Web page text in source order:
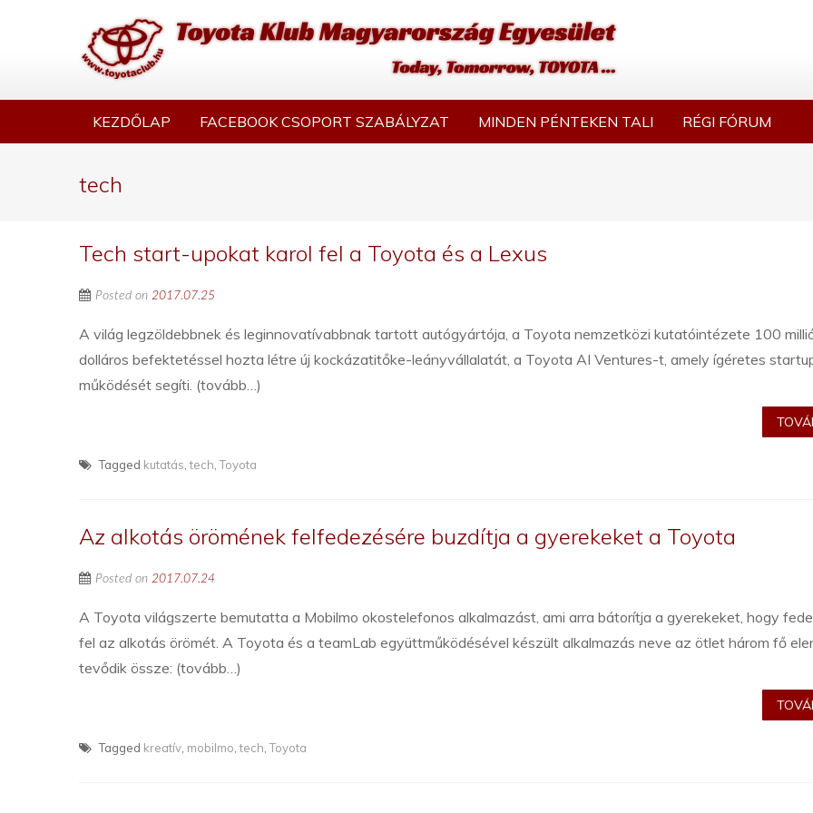
KEZDŐLAP FACEBOOK CSOPORT SZABÁLYZAT MINDEN PÉNTEKEN TALI RÉGI FÓRUM
tech
Tech start-upokat karol fel a Toyota és a Lexus
Posted on 2017.07.25
A világ legzöldebbnek és leginnovatívabbnak tartott autógyártója, a Toyota nemzetközi kutatóintézete 100
dolláros befektetéssel hozta létre új kockázatitőke-leányvállalatát, a Toyota AI Ventures-t, amely ígéretes
működését segíti. (tovább…)
Tagged kutatás ,tech ,Toyota
Az alkotás örömének felfedezésére buzdítja a gyerekeket a Toyota
Posted on 2017.07.24
A Toyota világszerte bemutatta a Mobilmo okostelefonos alkalmazást, ami arra bátorítja a gyerekeket, hogy
fel az alkotás örömét. A Toyota és a teamLab együttműködésével készült alkalmazás neve az ötlet három fő
tevődik össze: (tovább…)
Tagged kreatív mobilmo ,tech ,Toyota